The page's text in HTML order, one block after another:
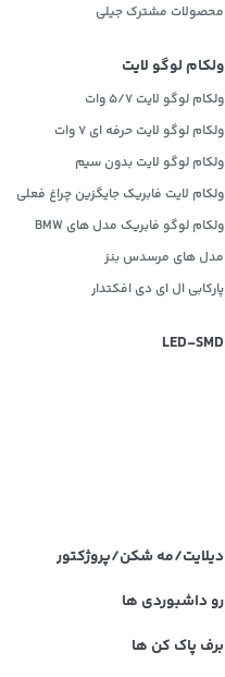
محصولات مشترک جیلی
ولکام لوگو لایت
ولکام لوگو لایت 5/7 وات
ولکام لوگو لایت حرفه ای 7 وات
ولکام لوگو لایت بدون سیم
ولکام لایت فابریک جایگزین چراغ فعلی
ولکام لوگو فابریک مدل های BMW
مدل های مرسدس بنز
پارکابی ال ای دی افکتدار
LED‌-SMD
دیلایت/مه شکن/پروژکتور
رو داشبوردی ها
برف پاک کن ها